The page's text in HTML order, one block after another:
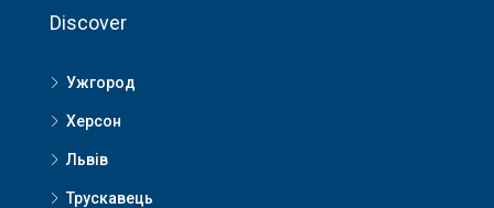
Discover
Ужгород
Херсон
Львів
Трускавець